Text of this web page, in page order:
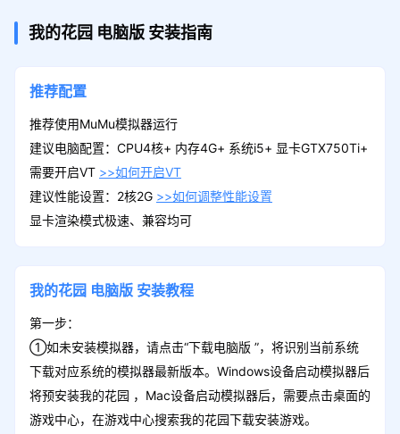
我的花园 电脑版 安装指南
推荐配置
推荐使用MuMu模拟器运行
建议电脑配置：CPU4核+ 内存4G+ 系统i5+ 显卡GTX750Ti+
需要开启VT >>如何开启VT
建议性能设置：2核2G >>如何调整性能设置
显卡渲染模式极速、兼容均可
我的花园 电脑版 安装教程
第一步：
①如未安装模拟器，请点击“下载电脑版 ”，将识别当前系统
下载对应系统的模拟器最新版本。Windows设备启动模拟器后
将预安装我的花园 ，Mac设备启动模拟器后，需要点击桌面的
游戏中心，在游戏中心搜索我的花园下载安装游戏。